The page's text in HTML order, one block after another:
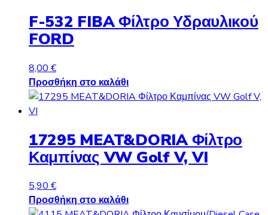
8,00 €.
F-532 FIBA Φίλτρο Υδραυλικού
FORD
8,00 €
Προσθήκη στο καλάθι
17295 MEAT&DORIA Φίλτρο
Καμπίνας VW Golf V, VI
5,90 €
Προσθήκη στο καλάθι